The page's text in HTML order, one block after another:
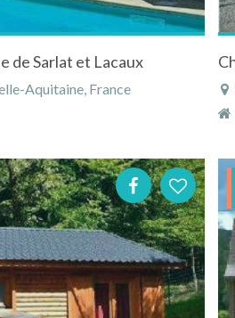
de Sarlat et Lacaux
Aquitaine, France